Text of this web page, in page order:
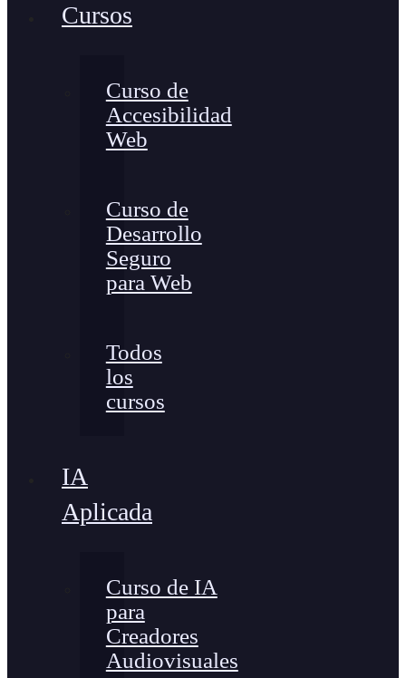
Cursos
Curso de
Accesibilidad
Web
Curso de
Desarrollo
Seguro
para Web
Todos
los
cursos
IA
Aplicada
Curso de IA
para
Creadores
Audiovisuales